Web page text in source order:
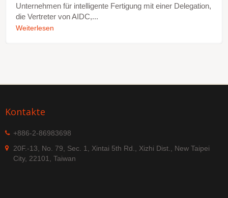
Unternehmen für intelligente Fertigung mit einer Delegation,
die Vertreter von AIDC,...
Weiterlesen
Kontakte
+886-2-86983698
20F.-13, No. 79, Sec. 1, Xintai 5th Rd., Xizhi Dist., New Taipei
City, 22101, Taiwan